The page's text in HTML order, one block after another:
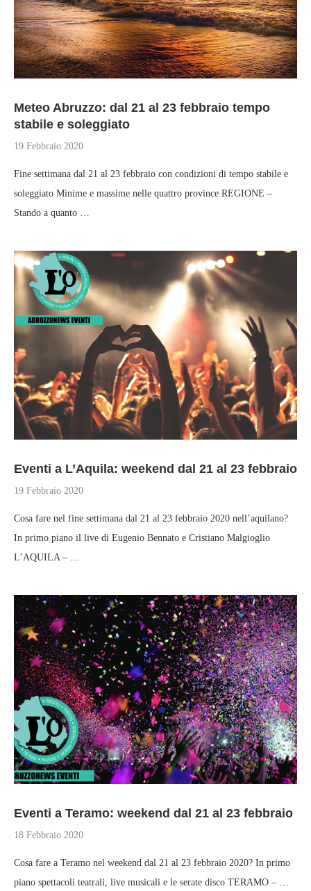
Meteo Abruzzo: dal 21 al 23 febbraio tempo
stabile e soleggiato
19 Febbraio 2020
Fine settimana dal 21 al 23 febbraio con condizioni di tempo stabile e
soleggiato Minime e massime nelle quattro province REGIONE –
Stando a quanto …
Eventi a L’Aquila: weekend dal 21 al 23 febbraio
19 Febbraio 2020
Cosa fare nel fine settimana dal 21 al 23 febbraio 2020 nell’aquilano?
In primo piano il live di Eugenio Bennato e Cristiano Malgioglio
L’AQUILA – …
Eventi a Teramo: weekend dal 21 al 23 febbraio
18 Febbraio 2020
Cosa fare a Teramo nel weekend dal 21 al 23 febbraio 2020? In primo
piano spettacoli teatrali, live musicali e le serate disco TERAMO – …